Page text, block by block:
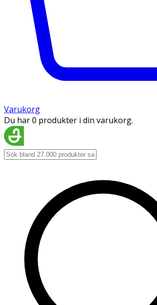
Varukorg
Du har 0 produkter i din varukorg.